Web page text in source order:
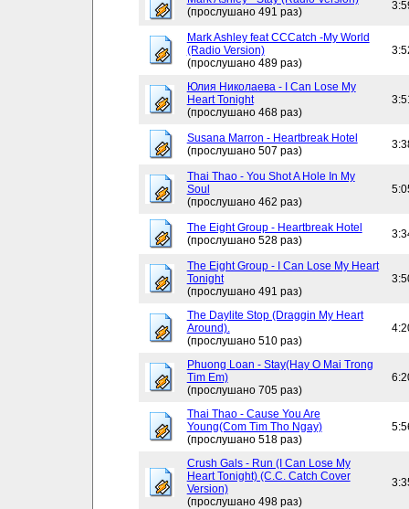
(прослушано 491 раз)
Mark Ashley feat CCCatch -My World
(Radio Version)
(прослушано 489 раз)
Юлия Николаева - I Can Lose My
Heart Tonight
(прослушано 468 раз)
Susana Marron - Heartbreak Hotel
(прослушано 507 раз)
Thai Thao - You Shot A Hole In My
Soul
(прослушано 462 раз)
The Eight Group - Heartbreak Hotel
(прослушано 528 раз)
The Eight Group - I Can Lose My Heart
Tonight
(прослушано 491 раз)
The Daylite Stop (Draggin My Heart
Around).
(прослушано 510 раз)
Phuong Loan - Stay(Hay O Mai Trong
Tim Em)
(прослушано 705 раз)
Thai Thao - Cause You Are
Young(Com Tim Tho Ngay)
(прослушано 518 раз)
Crush Gals - Run (I Can Lose My
Heart Tonight) (C.C. Catch Cover
Version)
(прослушано 498 раз)